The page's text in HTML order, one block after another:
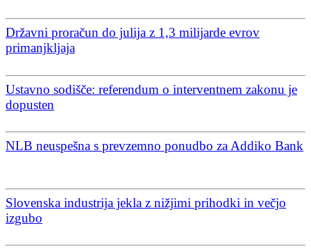
Državni proračun do julija z 1,3 milijarde evrov
primanjkljaja
Ustavno sodišče: referendum o interventnem zakonu je
dopusten
NLB neuspešna s prevzemno ponudbo za Addiko Bank
Slovenska industrija jekla z nižjimi prihodki in večjo
izgubo